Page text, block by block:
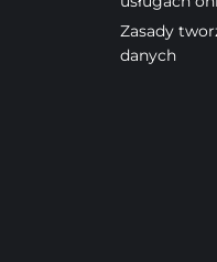
Zasady
danych